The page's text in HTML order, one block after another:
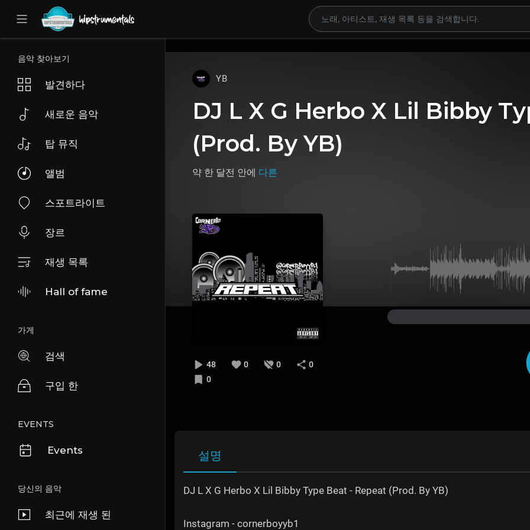
UA-36237165-1
음악 찾아보기
발견하다
새로운 음악
탑 뮤직
앨범
스포트라이트
장르
재생 목록
Hall of fame
가게
검색
구입 한
EVENTS
Events
당신의 음악
최근에 재생 된
YB
DJ L X G Herbo X Lil Bibby
(Prod. By YB)
약 한 달전 안에 다른
48 0 0
0
0
설명
DJ L X G Herbo X Lil Bibby Type Beat - Repeat (Prod. By YB)
Instagram - cornerboyyb1